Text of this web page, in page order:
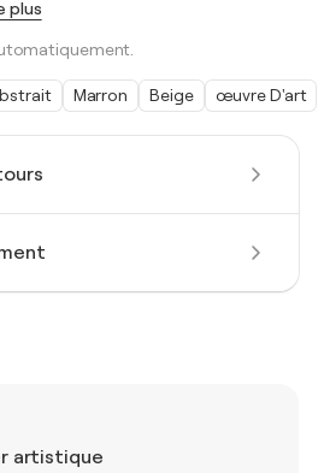
artistique
plus
Marron Beige œuvre D'art